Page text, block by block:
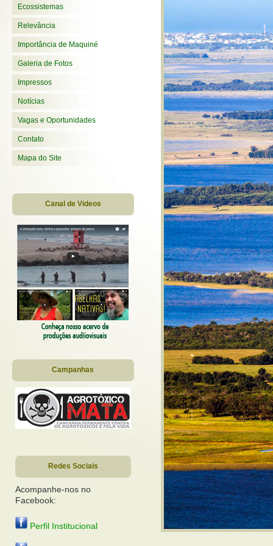
Ecossistemas
Relevância
Importância de Maquiné
Galeria de Fotos
Impressos
Notícias
Vagas e Oportunidades
Contato
Mapa do Site
Canal de Videos
Campanhas
Redes Sociais
Acompanhe-nos no
Facebook:
Perfil Institucional